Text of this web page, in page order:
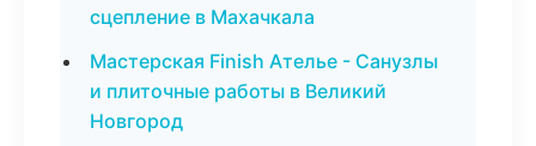
сцепление в Махачкала
Мастерская Finish Ателье - Санузлы
и плиточные работы в Великий
Новгород